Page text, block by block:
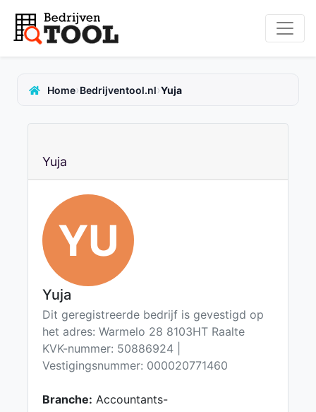
Home›Bedrijventool.nl›Yuja
Yuja
YU
Yuja
Dit geregistreerde bedrijf is gevestigd op
het adres: Warmelo 28 8103HT Raalte
KVK-nummer: 50886924 |
Vestigingsnummer: 000020771460
Branche: Accountants-